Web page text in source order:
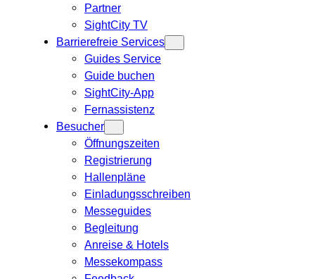
Partner
SightCity TV
Barrierefreie Services
Guides Service
Guide buchen
SightCity-App
Fernassistenz
Besucher
Öffnungszeiten
Registrierung
Hallenpläne
Einladungsschreiben
Messeguides
Begleitung
Anreise & Hotels
Messekompass